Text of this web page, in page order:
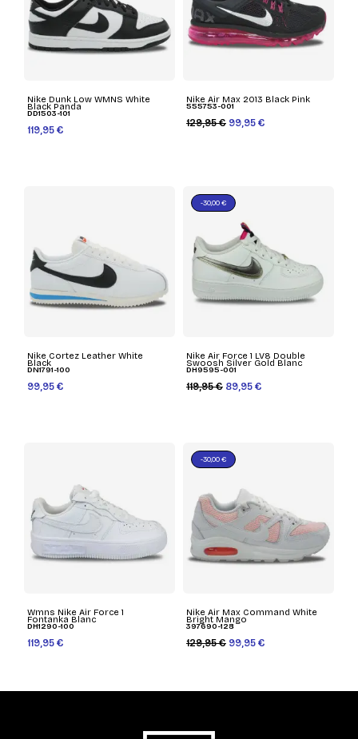
Nike Dunk Low WMNS White
Black Panda
DD1503-101
119,95 €
Nike Air Max 2013 Black Pink
555753-001
129,95 € 99,95 €
Nike Cortez Leather White
Black
DN1791-100
99,95 €
Nike Air Force 1 LV8 Double
Swoosh Silver Gold Blanc
DH9595-001
119,95 € 89,95 €
-30,00 €
Wmns Nike Air Force 1
Fontanka Blanc
DH1290-100
119,95 €
Nike Air Max Command White
Bright Mango
397690-128
129,95 € 99,95 €
-30,00 €